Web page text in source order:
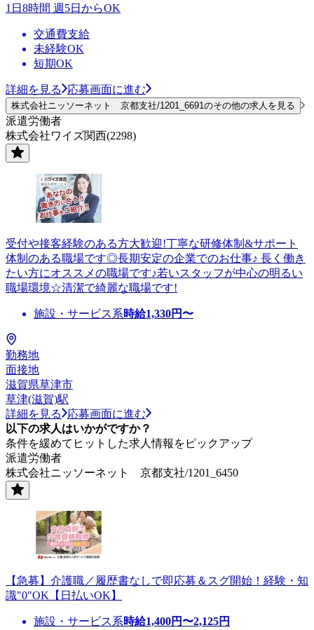
1日8時間 週5日からOK
交通費支給
未経験OK
短期OK
詳細を見る 応募画面に進む
株式会社ニッソーネット 京都支社/1201_6691のその他の求人を見る
派遣労働者
株式会社ワイズ関西(2298)
受付や接客経験のある方大歓迎!丁寧な研修体制&サポート
体制のある職場です◎長期安定の企業でのお仕事♪ 長く働き
たい方にオススメの職場です♪若いスタッフが中心の明るい
職場環境☆清潔で綺麗な職場です!
施設・サービス系時給1,330円〜
勤務地
面接地
滋賀県草津市
草津(滋賀)駅
詳細を見る
応募画面に進む
以下の求人はいかがですか？
条件を緩めてヒットした求人情報をピックアップ
派遣労働者
株式会社ニッソーネット 京都支社/1201_6450
【急募】介護職／履歴書なしで即応募＆スグ開始！経験・知
識"0"OK【日払いOK】
施設・サービス系時給1,400円〜2,125円